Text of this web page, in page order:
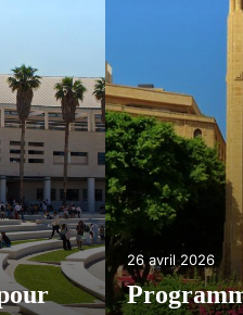
12 avril 2026
Appel à